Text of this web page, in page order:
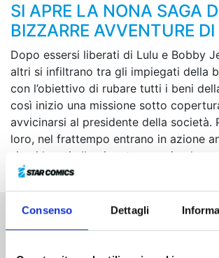
Consenso Dettagli
SI APRE LA NONA SAGA
BIZZARRE AVVENTURE
Dopo essersi liberati di Lulu e Bobby
altri si infiltrano tra gli impiegati della
con l’obiettivo di rubare tutti i beni
così inizio una missione sotto
avvicinarsi al presidente della società.
loro, nel frattempo entrano in azione
sicari legati alla gigantesca azienda...
Altri volumi della